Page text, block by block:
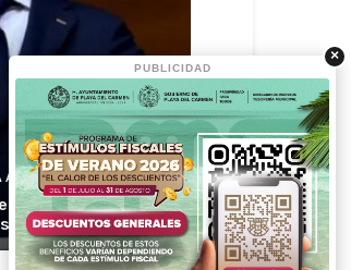
ACTIVA
Colombia en medio
a la FIFA
×
PUBLICIDAD